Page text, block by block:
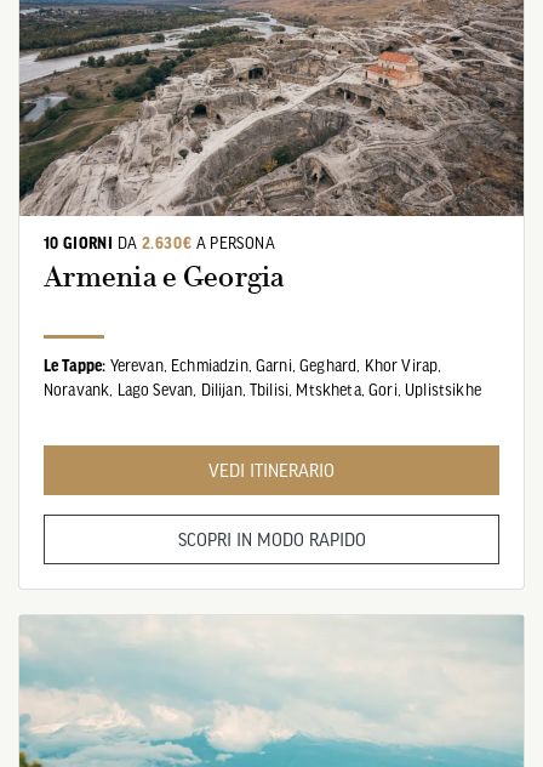
10 GIORNI DA 2.630€ A PERSONA
Armenia e Georgia
Le Tappe: Yerevan, Echmiadzin, Garni, Geghard,
Khor Virap,
Noravank,
Lago Sevan, Dilijan, Tbilisi, Mtskheta, Gori, Uplistsikhe
VEDI ITINERARIO
SCOPRI IN MODO RAPIDO